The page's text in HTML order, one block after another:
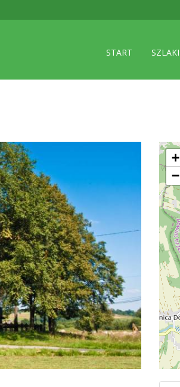
START SZLAKI
+
−